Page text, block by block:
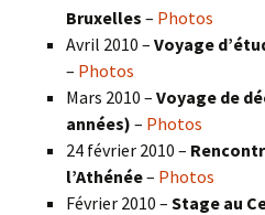
Bruxelles – Photos
Avril 2010 – Voyage
– Photos
Mars 2010 – Voyage de
années) – Photos
24 février 2010 –
l’Athénée– Photos
Février 2010 – Stage au